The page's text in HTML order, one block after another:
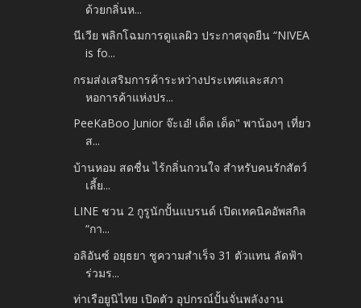
ด้วยกลิ่นห...
นีเวีย พลิกโฉมการดูแลผิว ประกาศจุดยืน “NIVEA
is fo...
กรมส่งเสริมการค้าระหว่างประเทศและสภา
หอการค้าแห่งปร...
PeeKaBoo Junior จ๊ะเอ๋! เด็ด เด็ด" พาน้องๆ เที่ยว
ส...
บ้านหอม สดชื่น ไร้กลิ่นกวนใจ สำหรับคนรักสัตว์
เลี้ย...
LINE ชวน 2 กูรูนักปั้นแบรนด์ เปิดเทคนิคอัพสกิล
“กา...
อลิอันซ์ อยุธยา ชูความสำเร็จ 31 ตัวแทน ลัดฟ้า
ร่วมร...
ท่าเรือยูนิไทย เปิดตัว อุปกรณ์ปั้นจั่นพลังงาน